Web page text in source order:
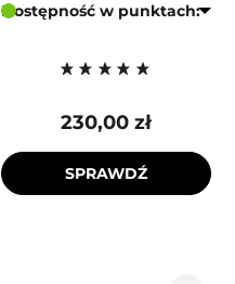
Dostępność w punktach:
230,00 zł
SPRAWDŹ